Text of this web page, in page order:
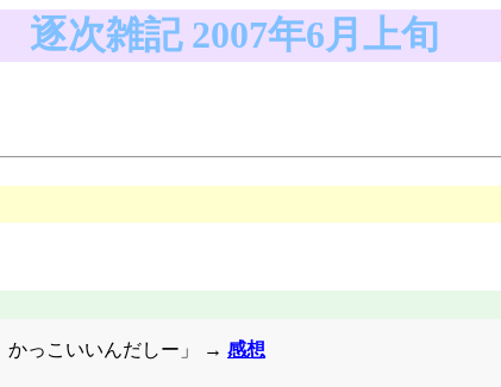
逐次雑記 2007年6月上旬
かっこいいんだしー」 → 感想